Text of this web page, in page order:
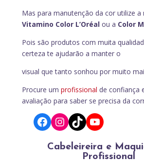
Mas para manutenção da cor utilize a
Vitamino Color L’Oréalou a Color
Pois são produtos com muita
certeza te ajudarão a manter o
visual que tanto sonhou por muito
Procure um profissional de confiança
avaliação para saber se precisa da
Facebook
Instagram
TikTokYouTube
Cabeleireira e
Profissional